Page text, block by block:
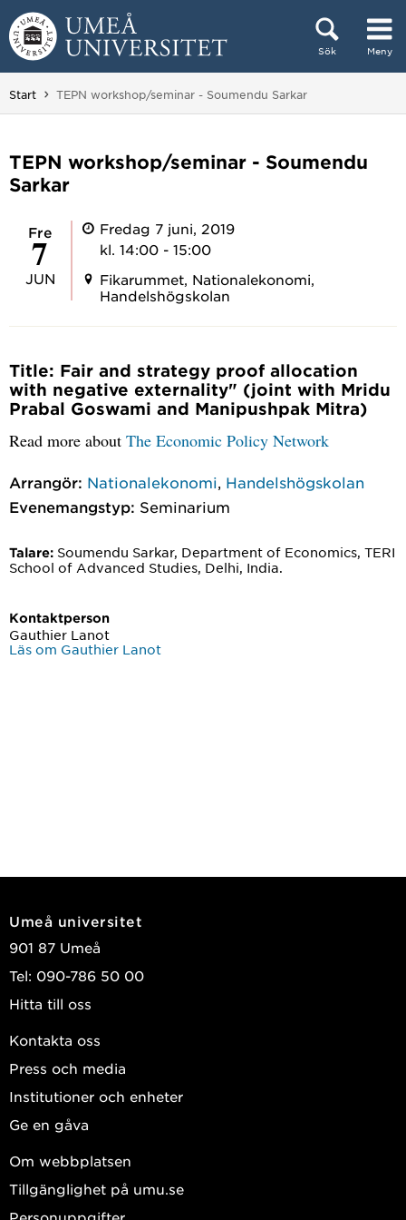
Hoppa direkt till innehållet
Sök Meny
Huvudmenyn dold.
Start Du är här:
TEPN workshop/seminar - Soumendu Sarkar
TEPN workshop/seminar - Soumendu
Sarkar
fre
7
JUN
Fredag 7 juni, 2019
kl. 14:00 - 15:00
Fikarummet, Nationalekonomi,
Handelshögskolan
Title: Fair and strategy proof allocation
with negative externality" (joint with Mridu
Prabal Goswami and Manipushpak Mitra)
Read more about The Economic Policy Network
Arrangör: Nationalekonomi Handelshögskolan
Evenemangstyp: Seminarium
Talare: Soumendu Sarkar, Department of Economics, TERI
School of Advanced Studies, Delhi, India.
Kontaktperson
Gauthier Lanot
Läs om Gauthier Lanot
Umeå universitet
901 87 Umeå
Tel: 090-786 50 00
Hitta till oss
Kontakta oss
Press och media
Institutioner och enheter
Ge en gåva
Om webbplatsen
Tillgänglighet på umu.se